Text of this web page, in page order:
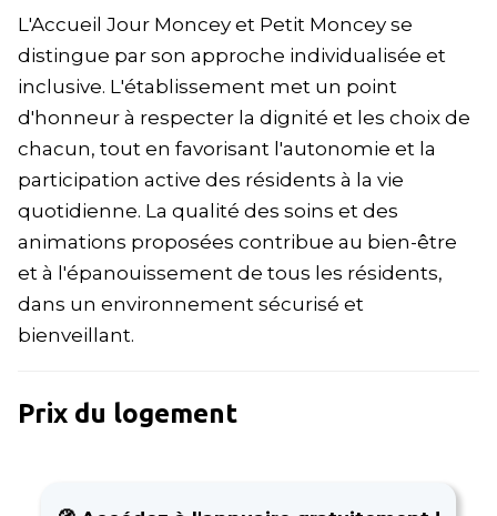
L'Accueil Jour Moncey et Petit Moncey se
distingue par son approche individualisée et
inclusive. L'établissement met un point
d'honneur à respecter la dignité et les choix de
chacun, tout en favorisant l'autonomie et la
participation active des résidents à la vie
quotidienne. La qualité des soins et des
animations proposées contribue au bien-être
et à l'épanouissement de tous les résidents,
dans un environnement sécurisé et
bienveillant.
Prix du logement